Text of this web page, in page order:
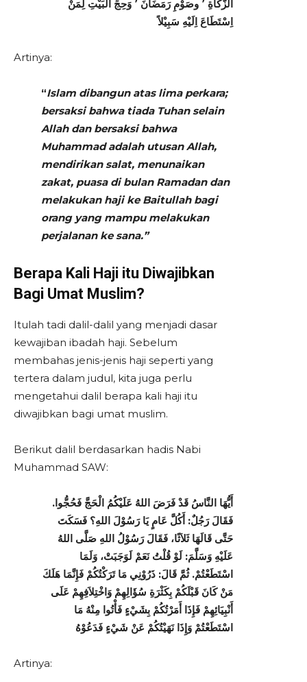
الزَّكاَةِ ٬ وصَوْمِ رَمَضَانَ ٬ وَحِجِّ الْبَيْتِ لِمَنْ
اِسْتَطَاعَ اِلَيْهِ سَبِيْلاً
Artinya:
“Islam dibangun atas lima perkara;
bersaksi bahwa tiada Tuhan selain
Allah dan bersaksi bahwa
Muhammad adalah utusan Allah,
mendirikan salat, menunaikan
zakat, puasa di bulan Ramadan dan
melakukan haji ke Baitullah bagi
orang yang mampu melakukan
perjalanan ke sana.”
Berapa Kali Haji itu Diwajibkan
Bagi Umat Muslim?
Itulah tadi dalil-dalil yang menjadi dasar
kewajiban ibadah haji. Sebelum
membahas jenis-jenis haji seperti yang
tertera dalam judul, kita juga perlu
mengetahui dalil berapa kali haji itu
diwajibkan bagi umat muslim.
Berikut dalil berdasarkan hadis Nabi
Muhammad SAW:
أَيُّهَا النَّاسُ قَدْ فَرَضَ اللهُ عَلَيْكُمُ الْحَجَّ فَحُجُّوا.
فَقَالَ رَجُلٌ: أَكُلَّ عَامٍ يَا رَسُوْلَ اللهِ؟ فَسَكَتَ
حَتَّى قَالَهَا ثَلاَثًا، فَقَالَ رَسُوْلُ اللهِ صَلَّى اللهُ
عَلَيْهِ وَسَلَّمَ: لَوْ قُلْتُ نَعَمْ لَوَجَبَتْ، وَلَمَا
اسْتَطَعْتُمْ. ثُمَّ قَالَ: ذَرُوْنِي مَا تَرَكْتُكُمْ فَإِنَّمَا هَلَكَ
مَنْ كَانَ قَبْلَكُمْ بِكَثْرَةِ سُؤَالِهِمْ وَاخْتِلاَفِهِمْ عَلَى
أَنْبِيَائِهِمْ فَإِذَا أَمَرْتُكُمْ بِشَيْءٍ فَأْتُوا مِنْهُ مَا
اسْتَطَعْتُمْ وَإِذَا نَهَيْتُكُمْ عَنْ شَيْءٍ فَدَعُوْهُ
Artinya: